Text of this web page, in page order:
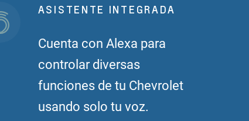
ASISTENTE INTEGRADA
Cuenta con Alexa para
controlar diversas
funciones de tu Chevrolet
usando solo tu voz.